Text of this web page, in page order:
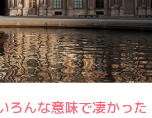
ろんな意味で凄かった